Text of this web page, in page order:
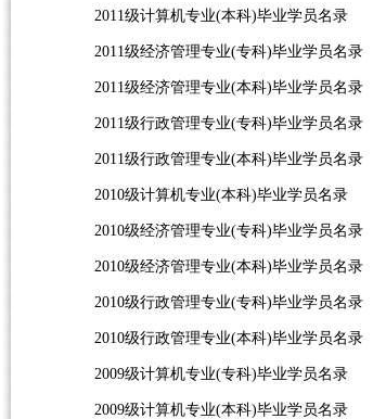
2011级计算机专业(本科)毕业学员名录
2011级经济管理专业(专科)毕业学员名录
2011级经济管理专业(本科)毕业学员名录
2011级行政管理专业(专科)毕业学员名录
2011级行政管理专业(本科)毕业学员名录
2010级计算机专业(本科)毕业学员名录
2010级经济管理专业(专科)毕业学员名录
2010级经济管理专业(本科)毕业学员名录
2010级行政管理专业(专科)毕业学员名录
2010级行政管理专业(本科)毕业学员名录
2009级计算机专业(专科)毕业学员名录
2009级计算机专业(本科)毕业学员名录